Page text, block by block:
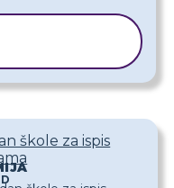
škole za ispis